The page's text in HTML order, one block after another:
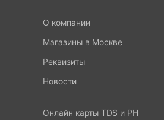
О компании
Магазины в Москве
Реквизиты
Новости
Онлайн карты TDS и PH